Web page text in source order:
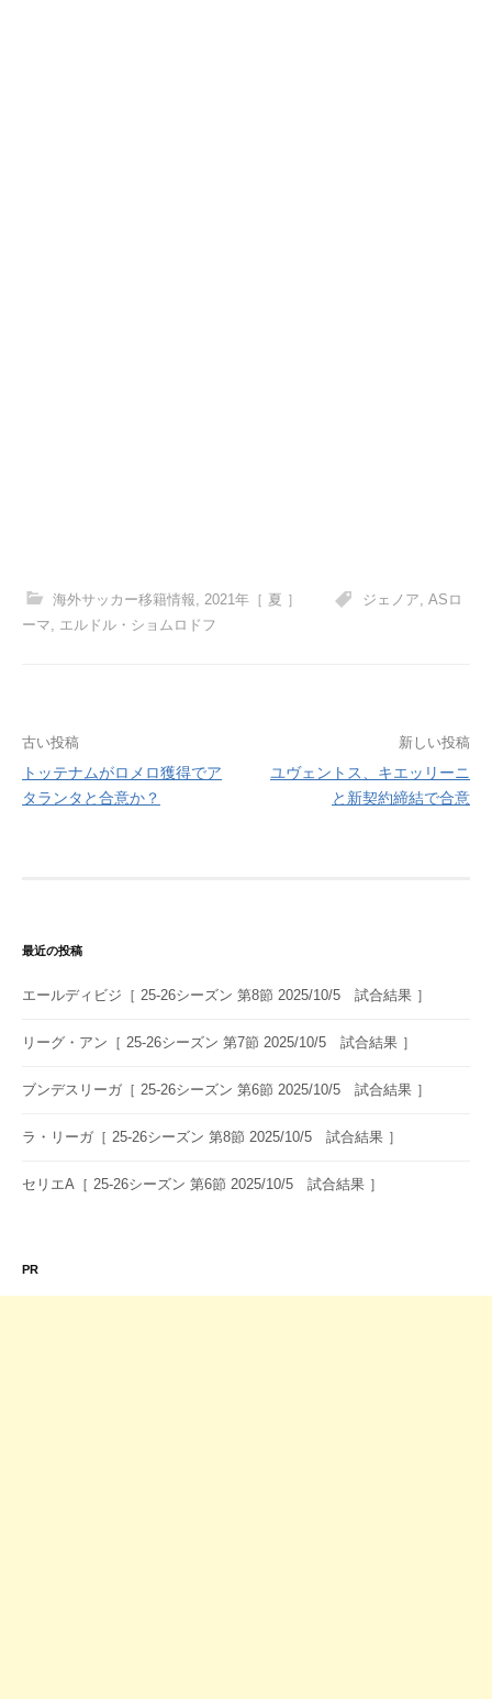
海外サッカー移籍情報 2021年［ 夏 ］ ジェノア ASロ
ーマ, エルドル・ショムロドフ
投
稿
ョ
ン
古い投稿
トッテナムがロメロ獲得でア
タランタと合意か？
新しい投稿
ユヴェントス、キエッリーニ
と新契約締結で合意
最近の投稿
エールディビジ［ 25-26シーズン 第8節 2025/10/5 試合結果 ］
リーグ・アン［ 25-26シーズン 第7節 2025/10/5 試合結果 ］
ブンデスリーガ［ 25-26シーズン 第6節 2025/10/5 試合結果 ］
ラ・リーガ［ 25-26シーズン 第8節 2025/10/5 試合結果 ］
セリエA［ 25-26シーズン 第6節 2025/10/5 試合結果 ］
PR